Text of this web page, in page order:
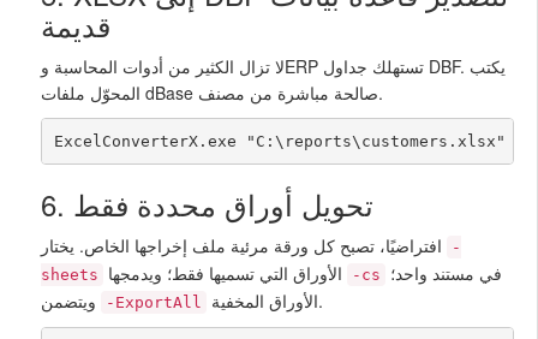
قديمة
لا تزال الكثير من أدوات المحاسبة وERP تستهلك جداول DBF. يكتب
المحوّل ملفات dBase صالحة مباشرة من مصنف.
ExcelConverterX.exe "C:\reports\customers.xlsx"
6. تحويل أوراق محددة فقط
-
sheets
-cs
-ExportAll الأوراق المخفية.